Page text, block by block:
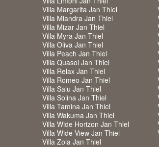
Villa Margarita Jan Thiel
Villa Miandra Jan Thiel
Villa Mizar Jan Thiel
Villa Myra Jan Thiel
Villa Oliva Jan Thiel
Villa Peach Jan Thiel
Villa Quasol Jan Thiel
Villa Relax Jan Thiel
Villa Romeo Jan Thiel
Villa Salu Jan Thiel
Villa Solina Jan Thiel
Villa Tamina Jan Thiel
Villa Wakuma Jan Thiel
Villa Wide Horizon Jan Thiel
Villa Wide View Jan Thiel
Villa Zola Jan Thiel